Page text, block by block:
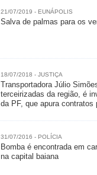
21/07/2019 - EUNÁPOLIS
Salva de palmas para os
18/07/2018 - JUSTIÇA
Transportadora Júlio
terceirizadas da região, é
da PF, que apura contratos
31/07/2016 - POLÍCIA
Bomba é encontrada em
na capital baiana‏